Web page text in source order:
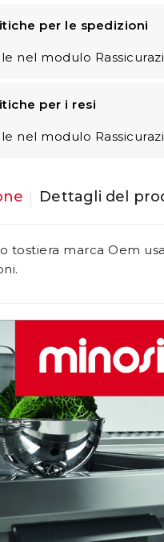
per le spedizioni
nel modulo
per i resi
nel modulo
Dettagli del
tostiera marca Oem